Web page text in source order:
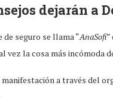
dejarán a
de seguro se llama “AnaSofi”
vez la cosa más incómoda
a través del